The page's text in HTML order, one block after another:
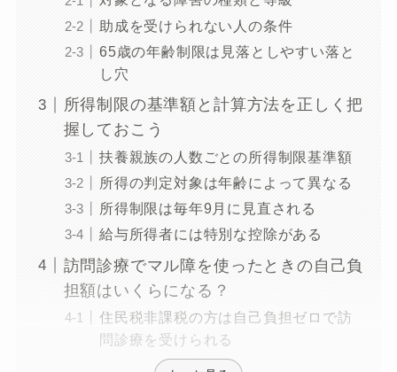
助成を受けられない人の条件
65歳の年齢制限は見落としやすい落と
し穴
所得制限の基準額と計算方法を正しく把
握しておこう
扶養親族の人数ごとの所得制限基準額
所得の判定対象は年齢によって異なる
所得制限は毎年9月に見直される
給与所得者には特別な控除がある
訪問診療でマル障を使ったときの自己負
担額はいくらになる？
住民税非課税の方は自己負担ゼロで訪
問診療を受けられる